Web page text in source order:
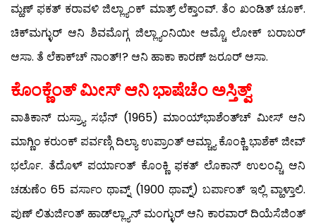
ಮ್ಹಣ್ ಫಕತ್ ಕರಾವಳಿ ಜಿಲ್ಲ್ಯಾಂಕ್ ಮಾತ್ರ್ ಲೆಕ್ತಾಂವ್. ತೆಂ ಖಂಡಿತ್ ಚೂಕ್.
ಚಿಕ್‍ಮಗ್ಳುರ್ ಆನಿ ಶಿವಮೊಗ್ಗ ಜಿಲ್ಲ್ಯಾಂನಿಯೀ ಆಮ್ಚೊ ಲೋಕ್ ಬರಾಬರ್
ಆಸಾ. ತೆ ಲೆಕಾಕ್‍ಚ್ ನಾಂತ್!? ಆನಿ ಹಾಕಾ ಕಾರಣ್ ಜರೂರ್ ಆಸಾ.
ಕೊಂಕ್ಣೆಂತ್ ಮೀಸ್ ಆನಿ ಭಾಷೆಚೆಂ ಅಸ್ತಿತ್ವ್
ವಾತಿಕಾನ್ ದುಸ್ರ್ಯಾ ಸಭೆನ್ (1965) ಮಾಂಯ್‍ಭಾಶೆಂತ್‍ಚ್ ಮೀಸ್ ಆನಿ
ಮಾಗ್ಣಿಂ ಕರುಂಕ್ ಪರ್ವಣ್ಗಿ ದಿಲ್ಯಾ ಉಪ್ರಾಂತ್ ಆಮ್ಚ್ಯಾ ಕೊಂಕ್ಣಿ ಭಾಶೆಕ್ ಜೀವ್
ಭರ್ಲೊ. ತೆದೊಳ್ ಪರ್ಯಾಂತ್ ಕೊಂಕ್ಣಿ ಫಕತ್ ಲೊಕಾನ್ ಉಲಂವ್ಚಿ ಆನಿ
ಚಡುಣೆಂ 65 ವರ್ಸಾಂ ಥಾವ್ನ್ (1900 ಥಾವ್ನ್) ಬರ್ಪಾಂತ್ ಇಲ್ಲಿ ವ್ಹಾಳ್ತಾಲಿ.
ಪುಣ್ ಲಿತುರ್ಜಿಂತ್ ಹಾಡ್‍ಲ್ಲ್ಯಾನ್ ಮಂಗ್ಳುರ್ ಆನಿ ಕಾರವಾರ್ ದಿಯೆಸೆಜಿಂತ್